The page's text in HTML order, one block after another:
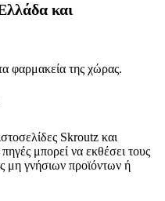
και
φαρμακεία της χώρας.
Skroutz και
μπορεί να εκθέσει τους
μη γνήσιων προϊόντων ή